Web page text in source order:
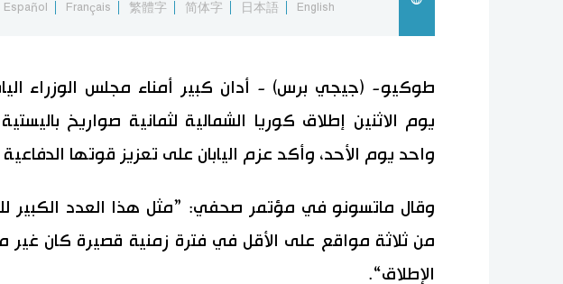
English
日本語
简体字
繁體字
Français
Español
طوكيو- (جيجي برس) - أدان كبير أمناء مجلس الوزراء
يوم الاثنين إطلاق كوريا الشمالية لثمانية صواريخ
واحد يوم الأحد، وأكد عزم اليابان على تعزيز قوتها
وقال ماتسونو في مؤتمر صحفي: ”مثل هذا العدد الكبير
من ثلاثة مواقع على الأقل في فترة زمنية قصيرة كان
الإطلاق“.